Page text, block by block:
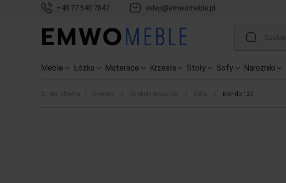
+48 77 540 7847 sklep@emwomeble.pl
Meble Łóżka Materace Krzesła Stoły Sofy Narożniki
Strona główna Dywany Kolekcje dywanów Bella Mondo 120